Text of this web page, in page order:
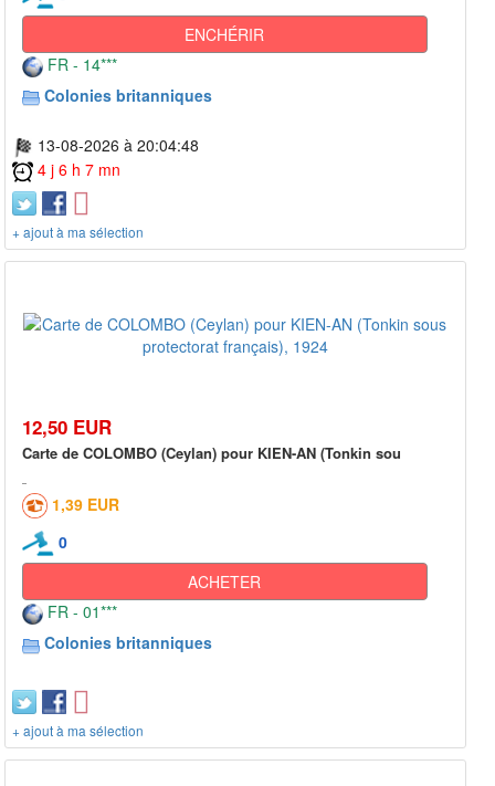
ENCHÉRIR
FR - 14***
Colonies britanniques
13-08-2026 à 20:04:48
4 j 6 h 7 mn
+ ajout à ma sélection
12,50 EUR
Carte de COLOMBO (Ceylan) pour KIEN-AN (Tonkin sou
1,39 EUR
0
ACHETER
FR - 01***
Colonies britanniques
+ ajout à ma sélection